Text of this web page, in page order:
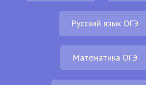
Русский язык ОГЭ
Математика ОГЭ